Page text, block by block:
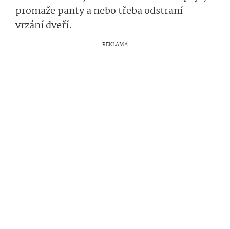
promaže panty a nebo třeba odstraní
vrzání dveří.